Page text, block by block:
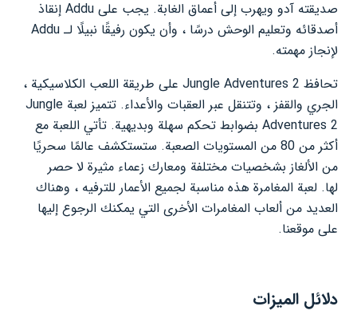
صديقته آدو ويهرب إلى أعماق الغابة. يجب على Addu إنقاذ
أصدقائه وتعليم الوحش درسًا ، وأن يكون رفيقًا نبيلًا لـ Addu
لإنجاز مهمته.
تحافظ Jungle Adventures 2 على طريقة اللعب الكلاسيكية ،
الجري والقفز ، وتتنقل عبر العقبات والأعداء. تتميز لعبة Jungle
Adventures 2 بضوابط تحكم سهلة وبديهية. تأتي اللعبة مع
أكثر من 80 من المستويات الصعبة. ستستكشف عالمًا سحريًا
من الألغاز بشخصيات مختلفة ومعارك زعماء مثيرة لا حصر
لها. لعبة المغامرة هذه مناسبة لجميع الأعمار للترفيه ، وهناك
العديد من ألعاب المغامرات الأخرى التي يمكنك الرجوع إليها
على موقعنا.
دلائل الميزات